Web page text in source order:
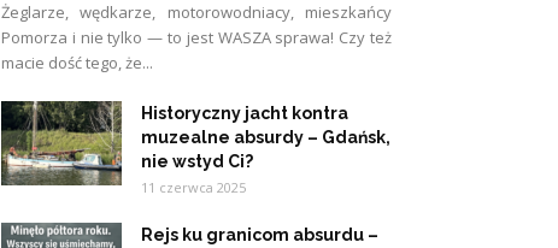
Żeglarze, wędkarze, motorowodniacy, mieszkańcy
Pomorza i nie tylko — to jest WASZA sprawa! Czy też
macie dość tego, że...
Historyczny jacht kontra
muzealne absurdy – Gdańsk,
nie wstyd Ci?
11 czerwca 2025
Rejs ku granicom absurdu –